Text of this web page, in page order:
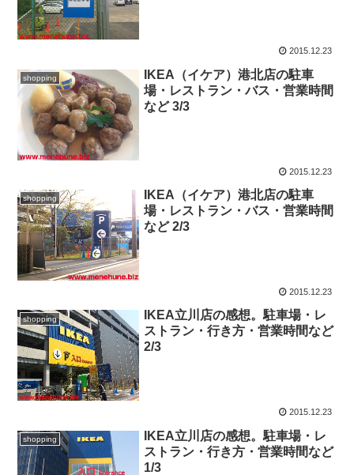
2015.12.23
shopping
IKEA（イケア）港北店の駐車
場・レストラン・バス・営業時間
など 3/3
2015.12.23
shopping
IKEA（イケア）港北店の駐車
場・レストラン・バス・営業時間
など 2/3
2015.12.23
shopping
IKEA立川店の感想。駐車場・レ
ストラン・行き方・営業時間など
2/3
2015.12.23
shopping
IKEA立川店の感想。駐車場・レ
ストラン・行き方・営業時間など
1/3